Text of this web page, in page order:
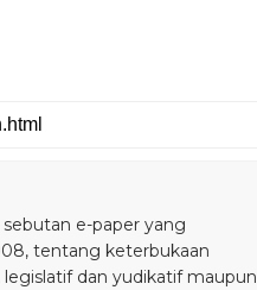
e-paper yang
tentang keterbukaan
dan yudikatif maupun